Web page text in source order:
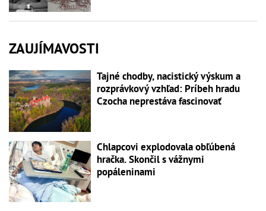
ZAUJÍMAVOSTI
Tajné chodby, nacistický výskum a
rozprávkový vzhľad: Príbeh hradu
Czocha neprestáva fascinovať
Chlapcovi explodovala obľúbená
hračka. Skončil s vážnymi
popáleninami